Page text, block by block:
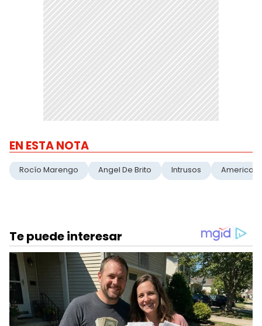
EN ESTA NOTA
Rocío Marengo Angel De Brito Intrusos America